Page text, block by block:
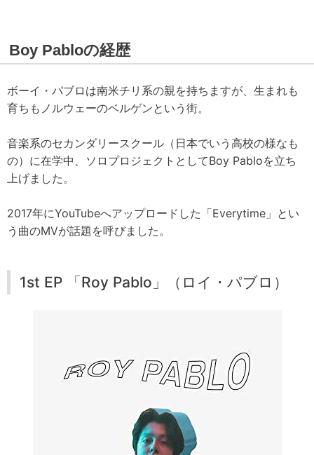
Boy Pabloの経歴
ボーイ・パブロは南米チリ系の親を持ちますが、生まれも
育ちもノルウェーのベルゲンという街。
音楽系のセカンダリースクール（日本でいう高校の様なも
の）に在学中、ソロプロジェクトとしてBoy Pabloを立ち
上げました。
2017年にYouTubeへアップロードした「Everytime」とい
う曲のMVが話題を呼びました。
1st EP 「Roy Pablo」（ロイ・パブロ）